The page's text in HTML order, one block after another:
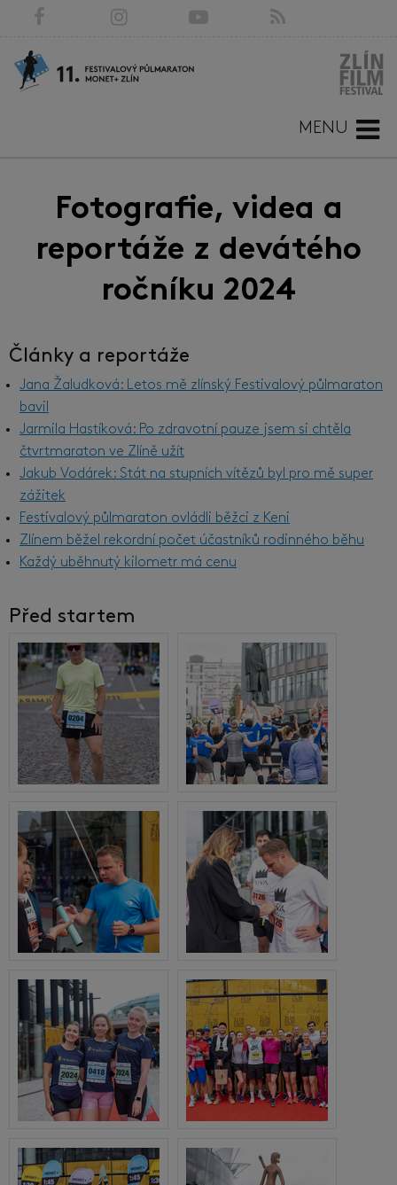
MENU
Fotografie, videa a
reportáže z devátého
ročníku 2024
Články a reportáže
Jana Žaludková: Letos mě zlínský Festivalový půlmaraton
bavil
Jarmila Hastíková: Po zdravotní pauze jsem si chtěla
čtvrtmaraton ve Zlíně užít
Jakub Vodárek: Stát na stupních vítězů byl pro mě super
zážitek
Festivalový půlmaraton ovládli běžci z Keni
Zlínem běžel rekordní počet účastníků rodinného běhu
Každý uběhnutý kilometr má cenu
Před startem